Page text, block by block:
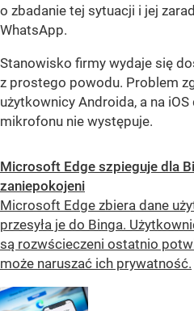
o zbadanie tej sytuacji i jej
WhatsApp.
Stanowisko firmy wydaje się
z prostego powodu. Problem
użytkownicy Androida, a na
mikrofonu nie występuje.
Microsoft Edge szpieguje dla
zaniepokojeni
Microsoft Edge zbiera dane
przesyła je do Binga.
są rozwścieczeni ostatnio
może naruszać ich prywatność.